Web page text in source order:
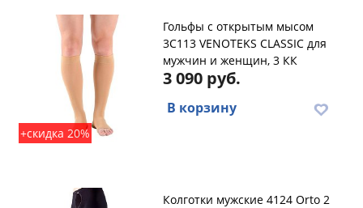
+скидка 20%
Гольфы с открытым мысом
3C113 VENOTEKS CLASSIC для
мужчин и женщин, 3 КК
3 090 руб.
В корзину
Колготки мужские 4124 Orto 2